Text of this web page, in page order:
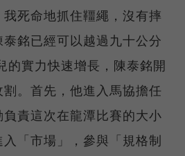
死命地抓住韁繩，沒有摔
銘已經可以越過九十公分
的實力快速增長，陳泰銘開
。首先，他進入馬協擔任
責這次在龍潭比賽的大小
「市場」，參與「規格制